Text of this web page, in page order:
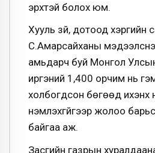
эрхтэй болох юм.
Хууль зүй, дотоод хэргийн
С.Амарсайханы
амьдарч буй Монгол
иргэний 1,400 орчим нь
холбогдсон бөгөөд
үнэмлэхгүйгээр жолоо
байгаа аж.
Засгийн газрын